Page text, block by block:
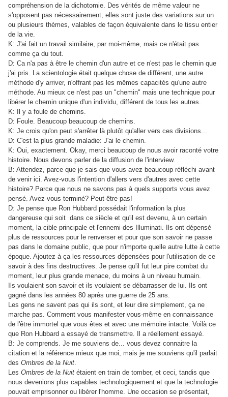
compréhension de la dichotomie. Des vérités de même valeur ne
s'opposent pas nécessairement, elles sont juste des variations sur un
ou plusieurs thèmes, valables de façon équivalente dans le tissu entier
de la vie.
K: J'ai fait un travail similaire, par moi-même, mais ce n'était pas
comme ça du tout.
D: Ca n'a pas à être le chemin d'un autre et ce n'est pas le chemin que
j'ai pris. La scientologie était quelque chose de différent, une autre
méthode d'y arriver, n'offrant pas les mêmes capacités qu'une autre
méthode. Au mieux ce n'est pas un "chemin" mais une technique pour
libérer le chemin unique d'un individu, différent de tous les autres.
K: Il y a foule de chemins.
D: Foule. Beaucoup beaucoup de chemins.
K: Je crois qu'on peut s'arrêter là plutôt qu'aller vers ces divisions...
D: C'est la plus grande maladie: J'ai le chemin.
K: Oui, exactement. Okay, merci beaucoup de nous avoir raconté votre
histoire. Nous devons parler de la diffusion de l'interview.
B: Attendez, parce que je sais que vous avez beaucoup réfléchi avant
de venir ici. Avez-vous l'intention d'allers vers d'autres avec cette
histoire? Parce que nous ne savons pas à quels supports vous avez
pensé. Avez-vous terminé? Peut-être pas!
D: Je pense que Ron Hubbard possédait l'information la plus
dangereuse qui soit dans ce siècle et qu'il est devenu, à un certain
moment, la cible principale et l'ennemi des Illuminati. Ils ont dépensé
plus de ressources pour le renverser et pour que son savoir ne passe
pas dans le domaine public, que pour n'importe quelle autre lutte à cette
époque. Ajoutez à ça les ressources dépensées pour l'utilisation de ce
savoir à des fins destructives. Je pense qu'il fut leur pire combat du
moment, leur plus grande menace, du moins à un niveau humain.
Ils voulaient son savoir et ils voulaient se débarrasser de lui. Ils ont
gagné dans les années 80 après une guerre de 25 ans.
Les gens ne savent pas qui ils sont, et leur dire simplement, ça ne
marche pas. Comment vous manifester vous-même en connaissance
de l'être immortel que vous êtes et avec une mémoire intacte. Voilà ce
que Ron Hubbard a essayé de transmettre. Il a réellement essayé.
B: Je comprends. Je me souviens de... vous devez connaitre la
citation et la référence mieux que moi, mais je me souviens qu'il parlait
des Ombres de la Nuit.
Les Ombres de la Nuit étaient en train de tomber, et ceci, tandis que
nous devenions plus capables technologiquement et que la technologie
pouvait emprisonner ou libérer l'homme. Une occasion se présentait,